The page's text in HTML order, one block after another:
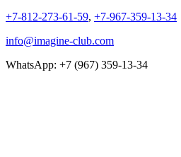
+7-812-273-61-59, +7-967-359-13-34
info@imagine-club.com
WhatsApp: +7 (967) 359-13-34